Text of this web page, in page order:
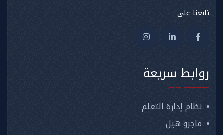
تابعنا على
روابط سريعة
نظام إدارة التعلم
ماجرو هيل